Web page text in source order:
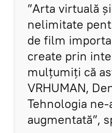
”Arta virtuală
nelimitate
de film
create prin
mulțumiți că
VRHUMAN,
Tehnologia
augmentată”,